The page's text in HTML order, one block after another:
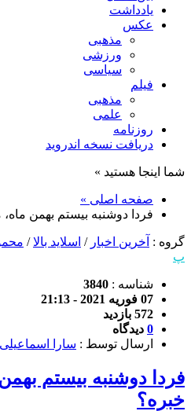
یادداشت
عکس
مذهبی
ورزشی
سیاسی
فیلم
مذهبی
علمی
روزنامه
دریافت نسخه اندروید
شما اینجا هستید »
صفحه اصلی »
فردا دوشنبه بیستم بهمن
گروه : آخرین اخبار / اسلاید بالا/
پ
شناسه : 3840
07 فوریه 2021 - 21:13
572 بازدید
0 دیدگاه
ارسال توسط : سارا اسماعیلی
فردا دوشنبه بیستم
خبره؟